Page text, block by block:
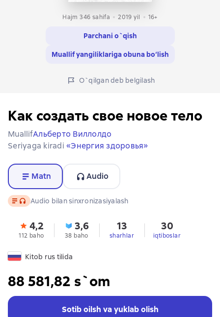
Hajm 346 sahifa 2019 yil 16+
Parchani o`qish
Muallif yangiliklariga obuna bo‘lish
O`qilgan deb belgilash
Как создать свое новое тело
MuallifАльберто Виллолдо
Seriyaga kiradi «Энергия здоровья»
Matn Audio
Matn, audio format mavjud
Audio bilan sinxronizasiyalash
4,2
112 baho
3,6
38 baho
13
sharhlar
30
iqtiboslar
Kitob rus tilida
88 581,82 s`om
Sotib oilsh va yuklab olish